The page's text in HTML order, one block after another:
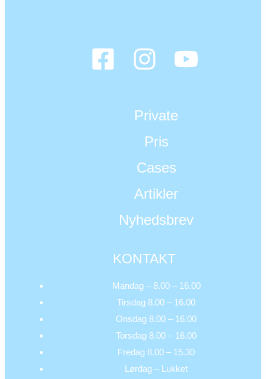
Private
Pris
Cases
Artikler
Nyhedsbrev
KONTAKT
Mandag – 8.00 – 16.00
Tirsdag 8.00 – 16.00
Onsdag 8.00 – 16.00
Torsdag 8.00 – 16.00
Fredag 8.00 – 15.30
Lørdag – Lukket